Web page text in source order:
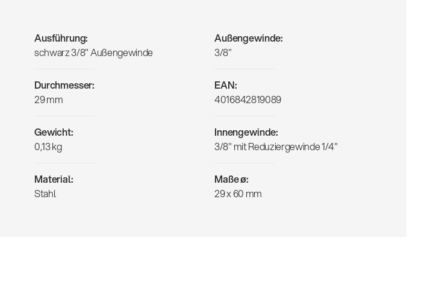
Ausführung:
schwarz 3/8" Außengewinde
Außengewinde:
3/8"
Durchmesser:
29 mm
EAN:
4016842819089
Gewicht:
0,13 kg
Innengewinde:
3/8" mit Reduziergewinde 1/4"
Material:
Stahl
Maße ø:
29 x 60 mm